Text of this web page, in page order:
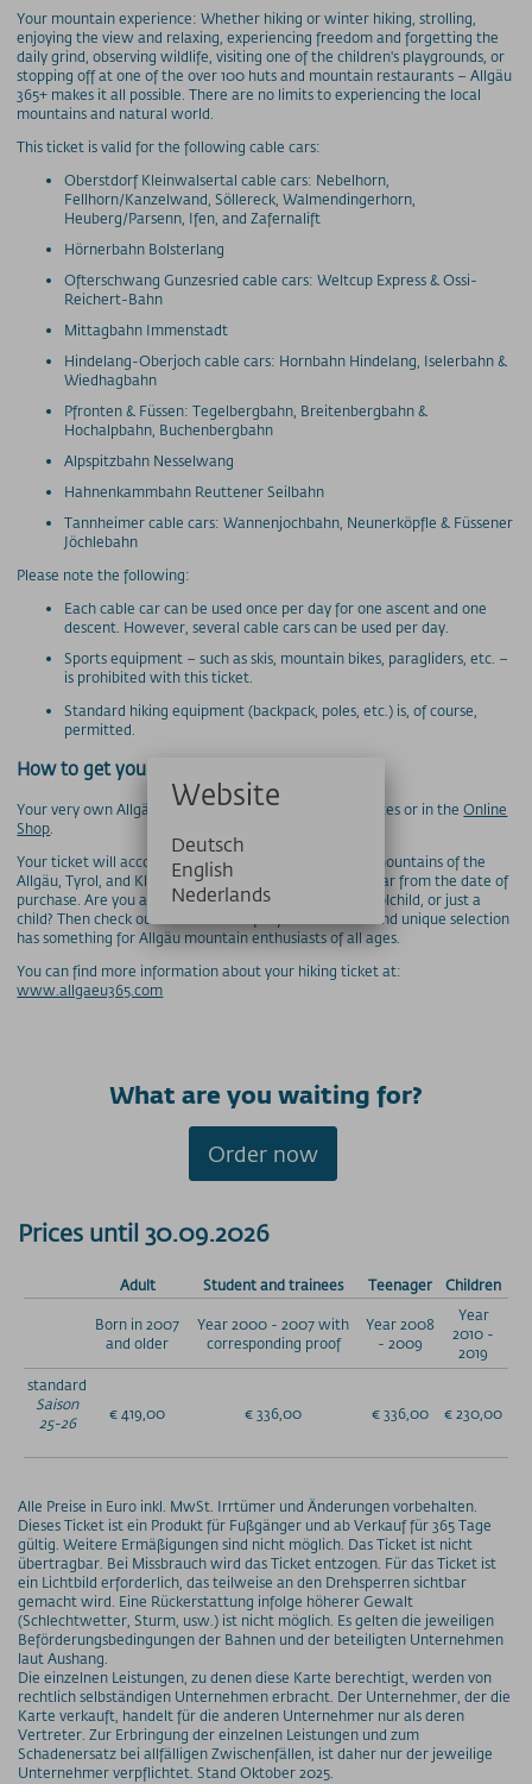
Preise - Heuberg
Preise - Ifenbahn
Saisonkarte
Superschnee Jahres- & Saisonkarte
Saisonkarte Allgäu-Gletscher-Card
Jahreskarte Allgäu 365+
Gipfel(S)pass Mehrtageskarten
GUT-Ticket Mehrtageskarten
MyMountainNature
Maßnahmen zur Qualitätsverbesserung
Aktionärsinfos
Ansprechpartner
Geschichte
Technische Daten
Freie Stellen
PRESSE
PARTNERS/LINKS
SOS / Notfallnummern
Your mountain experience: Whether hiking or winter hiking, strolling,
enjoying the view and relaxing, experiencing freedom and forgetting the
daily grind, observing wildlife, visiting one of the children's playgrounds, or
stopping off at one of the over 100 huts and mountain restaurants – Allgäu
365+ makes it all possible. There are no limits to experiencing the local
mountains and natural world.
This ticket is valid for the following cable cars:
Oberstdorf Kleinwalsertal cable cars: Nebelhorn,
Fellhorn/Kanzelwand, Söllereck, Walmendingerhorn,
Heuberg/Parsenn, Ifen, and Zafernalift
Hörnerbahn Bolsterlang
Ofterschwang Gunzesried cable cars: Weltcup Express & Ossi-
Reichert-Bahn
Mittagbahn Immenstadt
Hindelang-Oberjoch cable cars: Hornbahn Hindelang, Iselerbahn &
Wiedhagbahn
Pfronten & Füssen: Tegelbergbahn, Breitenbergbahn &
Hochalpbahn, Buchenbergbahn
Alpspitzbahn Nesselwang
Hahnenkammbahn Reuttener Seilbahn
Tannheimer cable cars: Wannenjochbahn, Neunerköpfle & Füssener
Jöchlebahn
Please note the following:
Each cable car can be used once per day for one ascent and one
descent. However, several cable cars can be used per day.
Sports equipment – such as skis, mountain bikes, paragliders, etc. –
is prohibited with this ticket.
Standard hiking equipment (backpack, poles, etc.) is, of course,
permitted.
How to get your Allgäu 365+
Your very own Allgäu 365+ is available at our ticket offices or in theOnline
Shop
Your ticket will accompany you through the beautiful mountains of the
Allgäu, Tyrol, and Kleinwalsertal regions for a whole year from the date of
purchase. Are you an ADAC member, a student, a schoolchild, or just a
child? Then check out our discounts for you. Our wide and unique selection
has something for Allgäu mountain enthusiasts of all ages.
You can find more information about your hiking ticket at:
www.allgaeu365.com
What are you waiting for?
Order now
Prices until 30.09.2026
Adult Student and trainees Teenager Children
Born in 2007
and older
Year 2000 - 2007 with
corresponding proof
Year 2008
- 2009
Year
2010 -
2019
standard
Saison
25-26
€ 419,00 € 336,00 € 336,00 € 230,00
Alle Preise in Euro inkl. MwSt. Irrtümer und Änderungen vorbehalten.
Dieses Ticket ist ein Produkt für Fußgänger und ab Verkauf für 365 Tage
gültig. Weitere Ermäßigungen sind nicht möglich. Das Ticket ist nicht
übertragbar. Bei Missbrauch wird das Ticket entzogen. Für das Ticket ist
ein Lichtbild erforderlich, das teilweise an den Drehsperren sichtbar
gemacht wird. Eine Rückerstattung infolge höherer Gewalt
(Schlechtwetter, Sturm, usw.) ist nicht möglich. Es gelten die jeweiligen
Beförderungsbedingungen der Bahnen und der beteiligten Unternehmen
laut Aushang.
Die einzelnen Leistungen, zu denen diese Karte berechtigt, werden von
rechtlich selbständigen Unternehmen erbracht. Der Unternehmer, der die
Karte verkauft, handelt für die anderen Unternehmer nur als deren
Vertreter. Zur Erbringung der einzelnen Leistungen und zum
Schadenersatz bei allfälligen Zwischenfällen, ist daher nur der jeweilige
Unternehmer verpflichtet. Stand Oktober 2025.
Website
Deutsch
English
Nederlands